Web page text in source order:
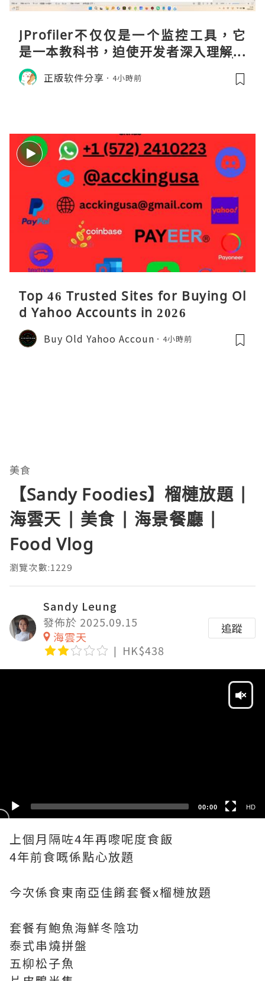
JProfiler不仅仅是一个监控工具，它
是一本教科书，迫使开发者深入理解JV
M的内存模型、垃圾回收机制和并发原
理。通过直观的可视化数据，它将抽象
正版软件分享 4小時前
Top 46 Trusted Sites for Buying Ol
d Yahoo Accounts in 2026
Buy Old Yahoo Accoun 4小時前
美食
【Sandy Foodies】榴槤放題 |
海雲天 | 美食 | 海景餐廳 |
Food Vlog
瀏覽次數:1229
Sandy Leung
發佈於 2025.09.15
海雲天
HK$438
追蹤
00:00 HD
上個月隔咗4年再嚟呢度食飯
4年前食嘅係點心放題
今次係食東南亞佳餚套餐x榴槤放題
套餐有鮑魚海鮮冬陰功
泰式串燒拼盤
五柳松子魚